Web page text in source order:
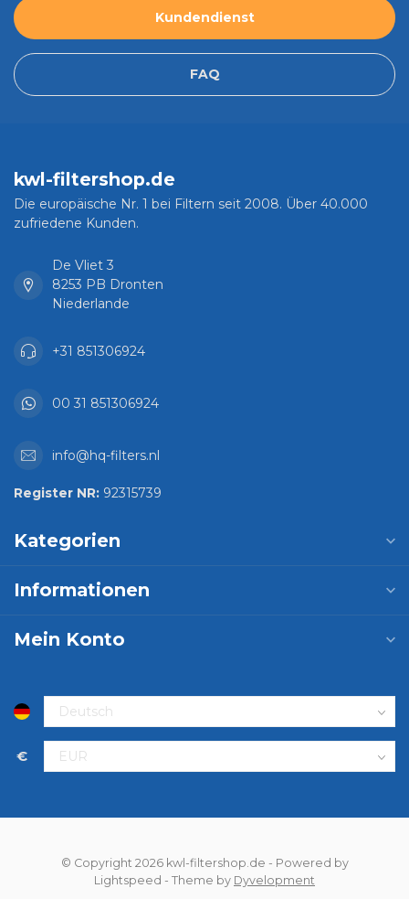
Kundendienst
FAQ
kwl-filtershop.de
Die europäische Nr. 1 bei Filtern seit 2008. Über 40.000
zufriedene Kunden.
De Vliet 3
8253 PB Dronten
Niederlande
+31 851306924
00 31 851306924
info@hq-filters.nl
Register NR: 92315739
Kategorien
Informationen
Mein Konto
€
© Copyright 2026 kwl-filtershop.de - Powered by
Lightspeed - Theme by Dyvelopment